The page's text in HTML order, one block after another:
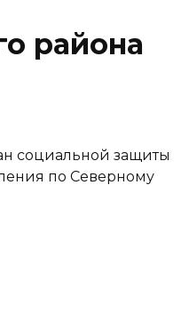
района
социальной защиты
по Северному